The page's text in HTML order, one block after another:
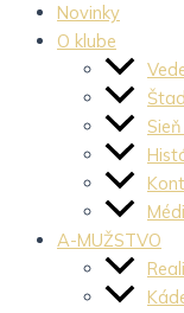
Novinky
O klube
A-MUŽSTVO